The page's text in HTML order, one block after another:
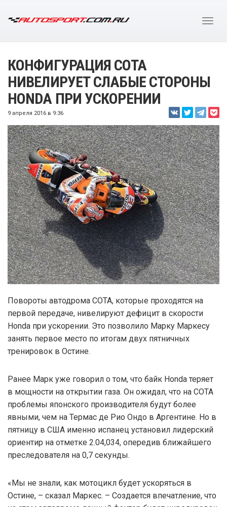
КОНФИГУРАЦИЯ COTA
НИВЕЛИРУЕТ СЛАБЫЕ СТОРОНЫ
HONDA ПРИ УСКОРЕНИИ
9 апреля 2016 в 9:36
Повороты автодрома COTA, которые проходятся на
первой передаче, нивелируют дефицит в скорости
Honda при ускорении. Это позволило Марку Маркесу
занять первое место по итогам двух пятничных
тренировок в Остине.
Ранее Марк уже говорил о том, что байк Honda теряет
в мощности на открытии газа. Он ожидал, что на COTA
проблемы японского производителя будут более
явными, чем на Термас де Рио Ондо в Аргентине. Но в
пятницу в США именно испанец установил лидерский
ориентир на отметке 2.04,034, опередив ближайшего
преследователя на 0,7 секунды.
«Мы не знали, как мотоцикл будет ускоряться в
Остине, – сказал Маркес. – Создается впечатление, что